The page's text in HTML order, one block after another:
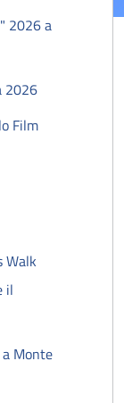
2026 a
2026
Film
Walk
il
Monte